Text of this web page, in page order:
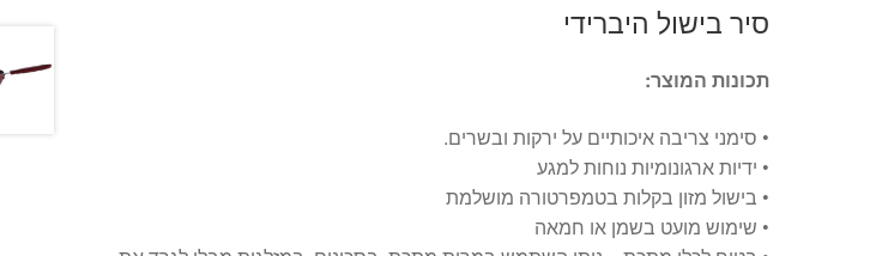
סיר בישול היברידי
תכונות המוצר:
• סימני צריבה איכותיים על ירקות ובשרים.
• ידיות ארגונומיות נוחות למגע
• בישול מזון בקלות בטמפרטורה מושלמת
• שימוש מועט בשמן או חמאה